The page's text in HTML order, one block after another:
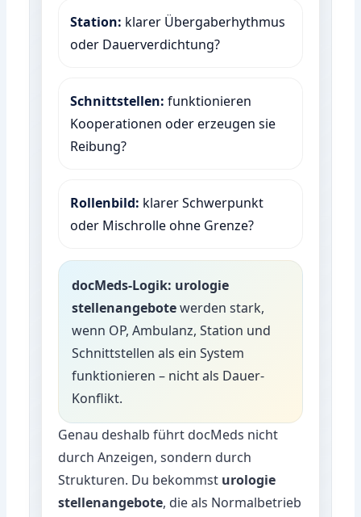
Station: klarer Übergaberhythmus
oder Dauerverdichtung?
Schnittstellen: funktionieren
Kooperationen oder erzeugen sie
Reibung?
Rollenbild: klarer Schwerpunkt
oder Mischrolle ohne Grenze?
docMeds-Logik: urologie
stellenangebotewerden stark,
wenn OP, Ambulanz, Station und
Schnittstellen als ein System
funktionieren – nicht als Dauer-
Konflikt.
Genau deshalb führt docMeds nicht
durch Anzeigen, sondern durch
Strukturen. Du bekommst urologie
stellenangebote, die als Normalbetrieb